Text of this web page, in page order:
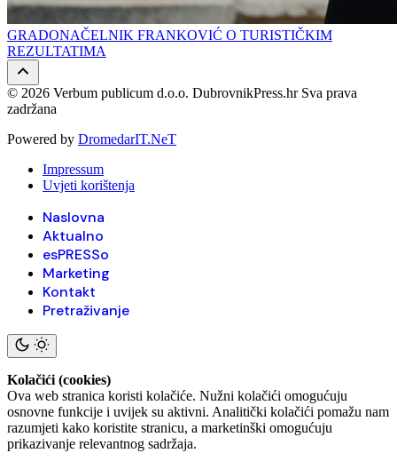
GRADONAČELNIK FRANKOVIĆ O TURISTIČKIM
REZULTATIMA
© 2026 Verbum publicum d.o.o. DubrovnikPress.hr Sva prava
zadržana
Powered by DromedarIT.NeT
Impressum
Uvjeti korištenja
Naslovna
Aktualno
esPRESSo
Marketing
Kontakt
Pretraživanje
Kolačići (cookies)
Ova web stranica koristi kolačiće. Nužni kolačići omogućuju
osnovne funkcije i uvijek su aktivni. Analitički kolačići pomažu nam
razumjeti kako koristite stranicu, a marketinški omogućuju
prikazivanje relevantnog sadržaja.